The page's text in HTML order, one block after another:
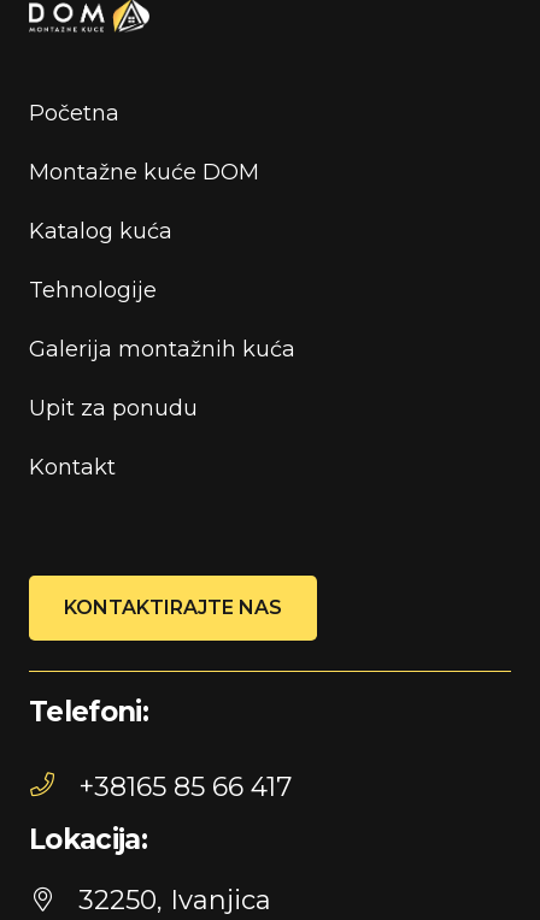
Početna
Montažne kuće DOM
Katalog kuća
Tehnologije
Galerija montažnih kuća
Upit za ponudu
Kontakt
KONTAKTIRAJTE NAS
Telefoni:
+38165 85 66 417
Lokacija:
32250, Ivanjica